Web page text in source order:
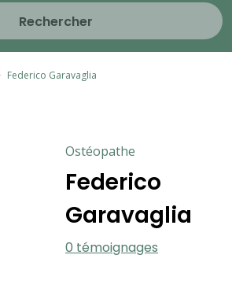
Rechercher
Federico Garavaglia
Ostéopathe
Federico
Garavaglia
0 témoignages